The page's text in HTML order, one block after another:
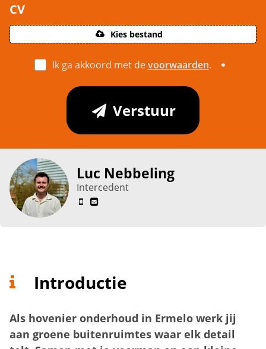
Luc Nebbeling
Intercedent
CV
Kies bestand
Ik ga akkoord met devoorwaarden.
Verstuur
Introductie
Als hovenier onderhoud in Ermelo werk jij
aan groene buitenruimtes waar elk detail